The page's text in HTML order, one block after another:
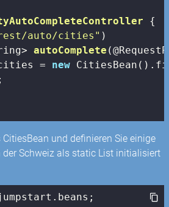
{
auto/cities" )
autoComplete
=
new
und definieren Sie einige
der Schweiz als static List initialisiert